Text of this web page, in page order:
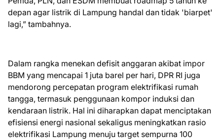
depan agar listrik di Lampung handal dan tidak 'biarpet'
lagi,” tambahnya.
​Dalam rangka menekan defisit anggaran akibat impor
BBM yang mencapai 1 juta barel per hari, DPR RI juga
mendorong percepatan program elektrifikasi rumah
tangga, termasuk penggunaan kompor induksi dan
kendaraan listrik. Hal ini diharapkan dapat menciptakan
efisiensi energi nasional sekaligus meningkatkan rasio
elektrifikasi Lampung menuju target sempurna 100